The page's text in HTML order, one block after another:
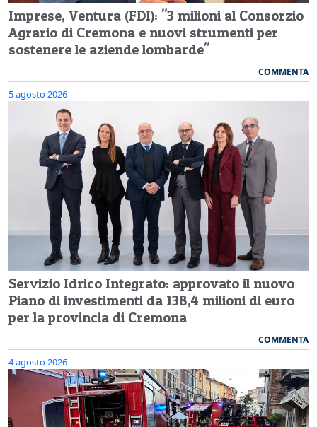
Imprese, Ventura (FDI): "3 milioni al Consorzio
Agrario di Cremona e nuovi strumenti per
sostenere le aziende lombarde"
COMMENTA
5 agosto 2026
Servizio Idrico Integrato: approvato il nuovo
Piano di investimenti da 138,4 milioni di euro
per la provincia di Cremona
COMMENTA
4 agosto 2026